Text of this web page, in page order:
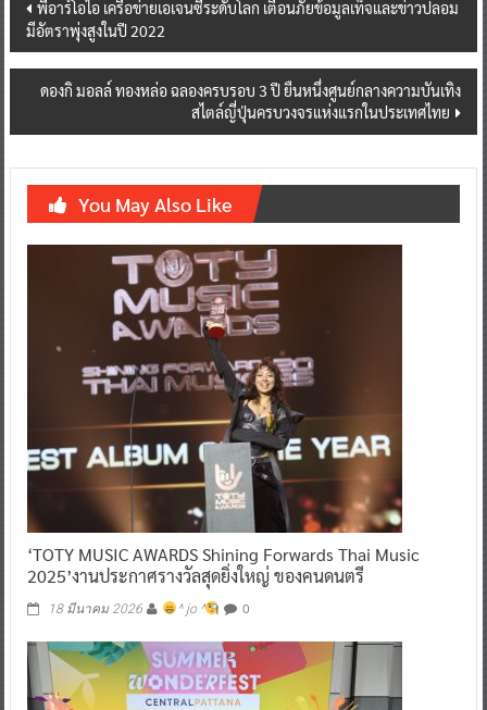
navigation
พีอาร์โอไอ เครือข่ายเอเจนซีระดับโลก เตือนภัยข้อมูลเท็จและข่าวปลอม
มีอัตราพุ่งสูงในปี 2022
ดองกิ มอลล์ ทองหล่อ ฉลองครบรอบ 3 ปี ยืนหนึ่งศูนย์กลางความบันเทิง
สไตล์ญี่ปุ่นครบวงจรแห่งแรกในประเทศไทย
You May Also Like
‘TOTY MUSIC AWARDS Shining Forwards Thai Music
2025’งานประกาศรางวัลสุดยิ่งใหญ่ ของคนดนตรี
18 มีนาคม 2026 ^ jo ^ 0